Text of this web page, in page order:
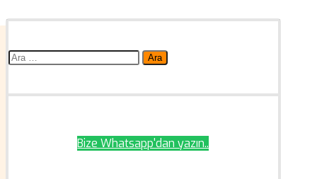
Arama:
Bize Whatsapp'dan yazın..